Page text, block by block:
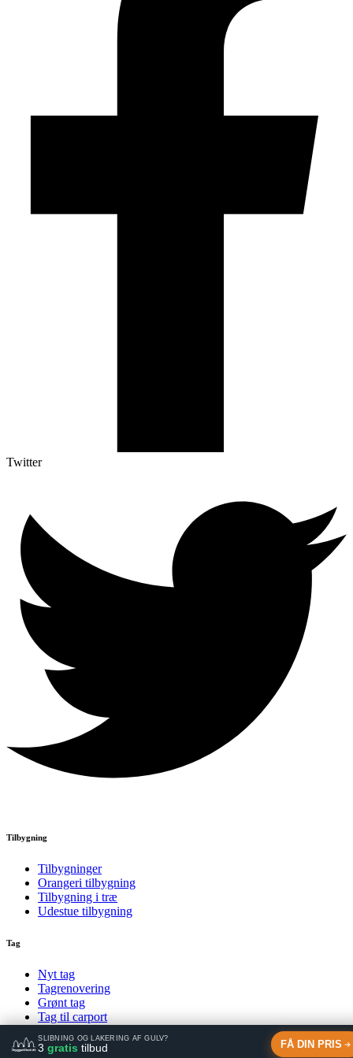
SLIBNING OG LAKERING AF GULV?
3gratis tilbud FÅ DIN PRIS
Twitter
Tilbygning
Tilbygninger
Orangeri tilbygning
Tilbygning i træ
Udestue tilbygning
Tag
Nyt tag
Tagrenovering
Grønt tag
Tag til carport
© uldumbyg.dk